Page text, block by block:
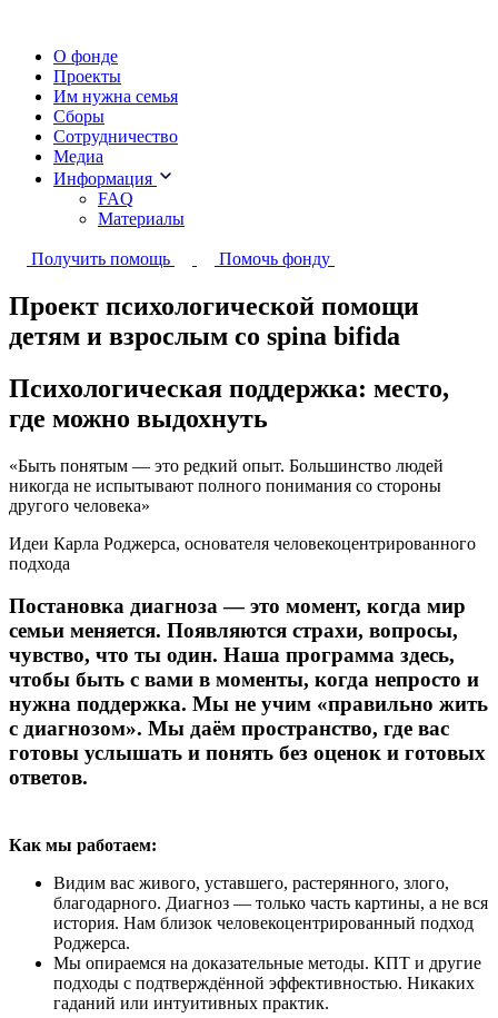
О фонде
Проекты
Им нужна семья
Сборы
Сотрудничество
Медиа
Информация
FAQ
Материалы
Получить помощь Помочь фонду
Проект психологической помощи
детям и взрослым со spina bifida
Психологическая поддержка: место,
где можно выдохнуть
«Быть понятым — это редкий опыт. Большинство людей
никогда не испытывают полного понимания со стороны
другого человека»
Идеи Карла Роджерса, основателя человекоцентрированного
подхода
Постановка диагноза — это момент, когда мир
семьи меняется. Появляются страхи, вопросы,
чувство, что ты один. Наша программа здесь,
чтобы быть с вами в моменты, когда непросто и
нужна поддержка. Мы не учим «правильно жить
с диагнозом». Мы даём пространство, где вас
готовы услышать и понять без оценок и готовых
ответов.
Как мы работаем:
Видим вас живого, уставшего, растерянного, злого,
благодарного. Диагноз — только часть картины, а не вся
история. Нам близок человекоцентрированный подход
Роджерса.
Мы опираемся на доказательные методы. КПТ и другие
подходы с подтверждённой эффективностью. Никаких
гаданий или интуитивных практик.